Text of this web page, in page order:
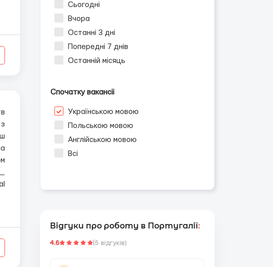
Сьогодні
Вчора
Останні 3 дні
Попередні 7 днів
Останній місяць
Спочатку вакансіі
Українською мовою
Польською мовою
Англійською мовою
Всі
Відгуки про роботу в Португалії:
4.6 (5 відгуків)